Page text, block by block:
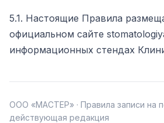
5.1. Настоящие Правила
официальном сайте
информационных стендах
ООО «МАСТЕР» · Правила записи на
действующая редакция